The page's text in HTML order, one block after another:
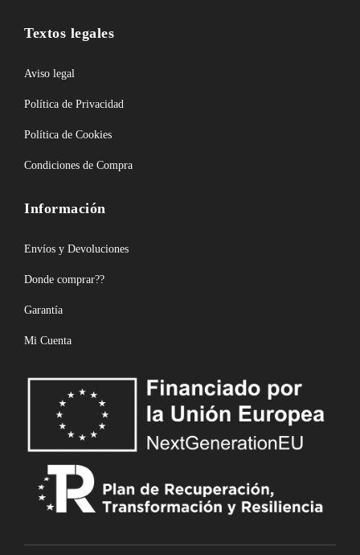
Textos legales
Aviso legal
Política de Privacidad
Política de Cookies
Condiciones de Compra
Información
Envíos y Devoluciones
Donde comprar??
Garantía
Mi Cuenta